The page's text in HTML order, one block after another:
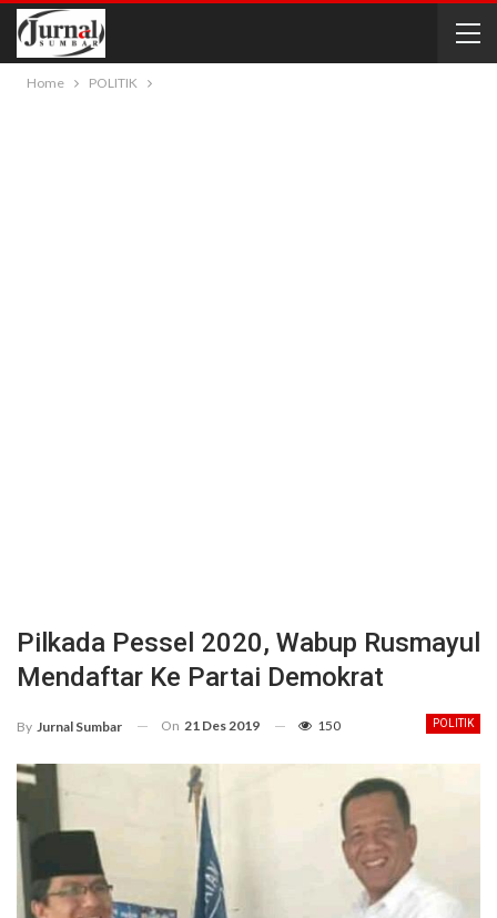
Home POLITIK
Pilkada Pessel 2020, Wabup Rusmayul
Mendaftar Ke Partai Demokrat
POLITIK
By Jurnal Sumbar On 21 Des 2019 150